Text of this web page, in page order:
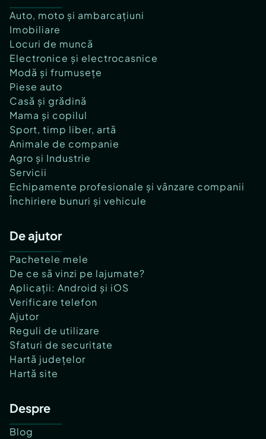
Auto, moto și ambarcațiuni
Imobiliare
Locuri de muncă
Electronice și electrocasnice
Modă și frumusețe
Piese auto
Casă și grădină
Mama și copilul
Sport, timp liber, artă
Animale de companie
Agro și Industrie
Servicii
Echipamente profesionale și vânzare companii
Închiriere bunuri și vehicule
De ajutor
Pachetele mele
De ce să vinzi pe lajumate?
Aplicații: Android și iOS
Verificare telefon
Ajutor
Reguli de utilizare
Sfaturi de securitate
Hartă județelor
Hartă site
Despre
Blog